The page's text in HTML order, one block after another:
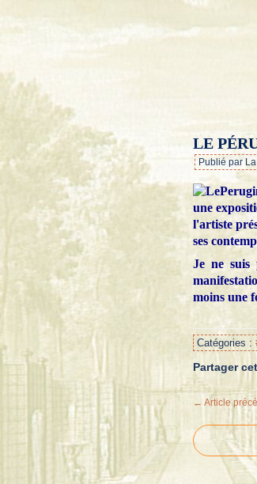
LE
Publié par
une
l'artiste
ses
Je ne suis
moins une
Catégories :
Partager
← Article